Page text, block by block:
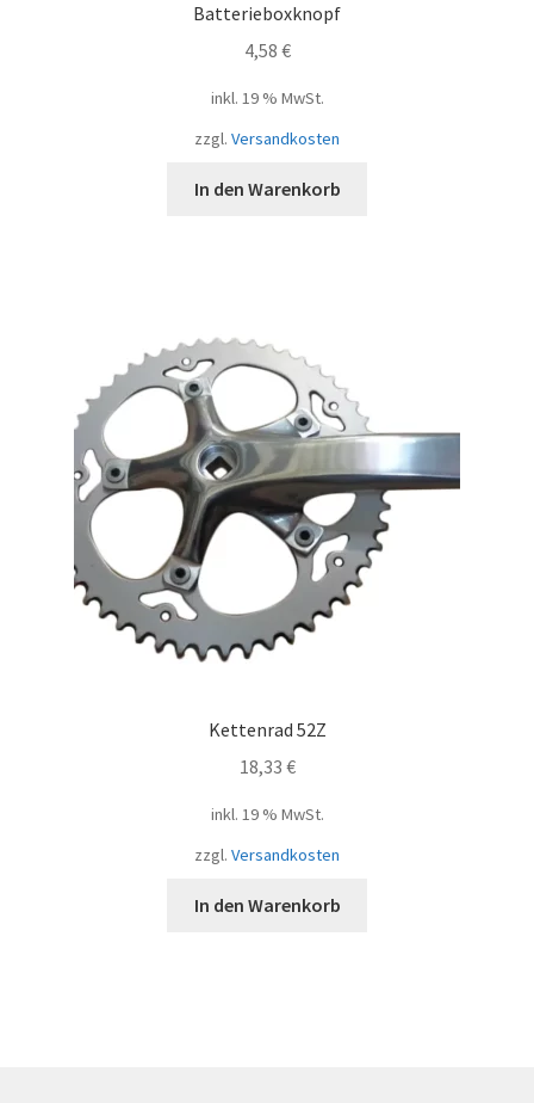
Batterieboxknopf
4,58 €
inkl. 19 % MwSt.
zzgl. Versandkosten
In den Warenkorb
Kettenrad 52Z
18,33 €
inkl. 19 % MwSt.
zzgl. Versandkosten
In den Warenkorb